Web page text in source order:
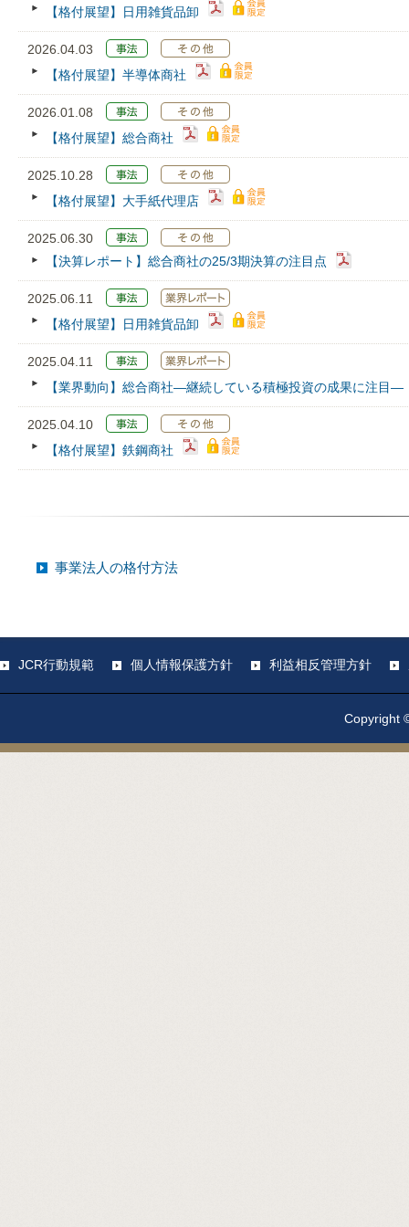
【格付展望】日用雑貨品卸
2026.04.03
【格付展望】半導体商社
2026.01.08
【格付展望】総合商社
2025.10.28
【格付展望】大手紙代理店
2025.06.30
【決算レポート】総合商社の25/3期決算の注目点
2025.06.11
【格付展望】日用雑貨品卸
2025.04.11
【業界動向】総合商社―継続している積極投資の成果に注目―
2025.04.10
【格付展望】鉄鋼商社
事業法人の格付方法
JCR行動規範 個人情報保護方針 利益相反管理方針
Copyright